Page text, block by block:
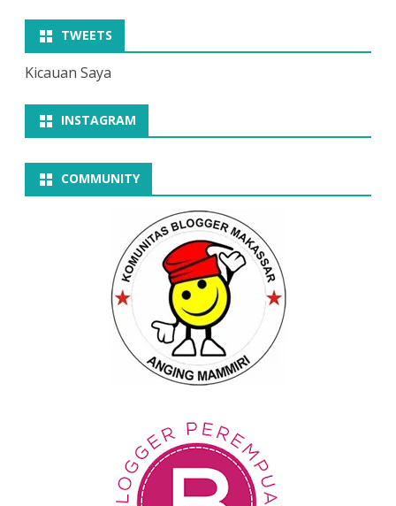
TWEETS
Kicauan Saya
INSTAGRAM
COMMUNITY